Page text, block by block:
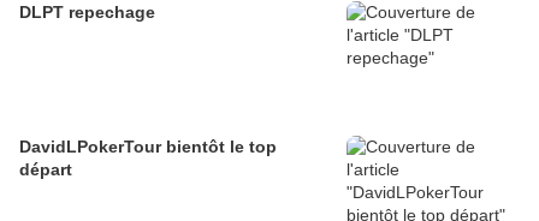
DLPT repechage
DavidLPokerTour bientôt le top
départ